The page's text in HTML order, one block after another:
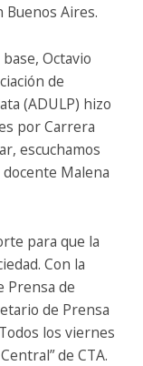
Aires.
Octavio
de
(ADULP) hizo
por Carrera
escuchamos
Malena
para que la
Con la
Prensa de
de Prensa
los viernes
de CTA.